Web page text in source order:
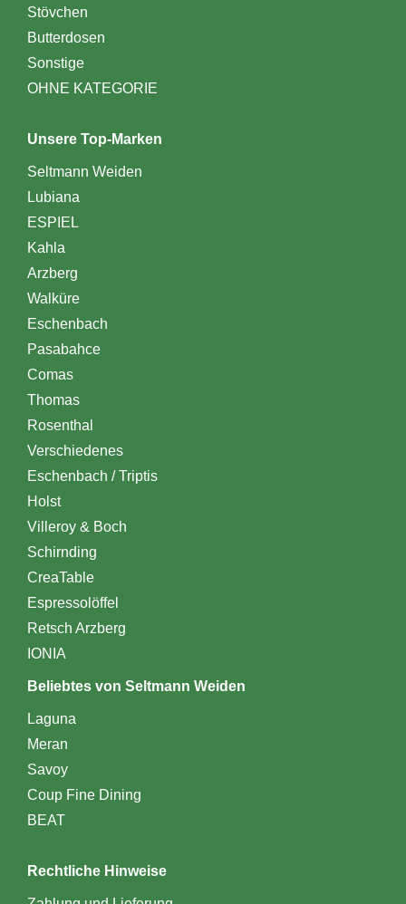
Stövchen
Butterdosen
Sonstige
OHNE KATEGORIE
Unsere Top-Marken
Seltmann Weiden
Lubiana
ESPIEL
Kahla
Arzberg
Walküre
Eschenbach
Pasabahce
Comas
Thomas
Rosenthal
Verschiedenes
Eschenbach / Triptis
Holst
Villeroy & Boch
Schirnding
CreaTable
Espressolöffel
Retsch Arzberg
IONIA
Beliebtes von Seltmann Weiden
Laguna
Meran
Savoy
Coup Fine Dining
BEAT
Rechtliche Hinweise